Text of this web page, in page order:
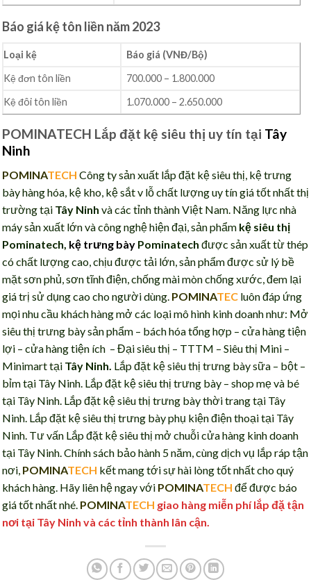
Báo giá kệ tôn liền năm 2023
Loại kệ
Báo giá (VNĐ/Bộ)
Kệ đơn tôn liền
700.000 – 1.800.000
Kệ đôi tôn liền
1.070.000 – 2.650.000
POMINATECH Lắp đặt kệ siêu thị uy tín tại Tây
Ninh
POMINATECH Công ty sản xuất lắp đặt kệ siêu thị, kệ trưng
bày hàng hóa, kệ kho, kệ sắt v lỗ chất lượng uy tín giá tốt nhất thị
trường tại Tây Ninh và các tỉnh thành Việt Nam. Năng lực nhà
máy sản xuất lớn và công nghệ hiện đại, sản phẩm kệ siêu thị
Pominatech, kệ trưng bày Pominatech được sản xuất từ thép
có chất lượng cao, chịu được tải lớn, sản phẩm được sử lý bề
mặt sơn phủ, sơn tĩnh điện, chống mài mòn chống xước, đem lại
giá trị sử dụng cao cho người dùng. POMINATEC luôn đáp ứng
mọi nhu cầu khách hàng mở các loại mô hình kinh doanh như: Mở
siêu thị trưng bày sản phẩm – bách hóa tổng hợp – cửa hàng tiện
lợi – cửa hàng tiện ích – Đại siêu thị – TTTM – Siêu thị Mini –
Minimart tại Tây Ninh. Lắp đặt kệ siêu thị trưng bày sữa – bột –
bỉm tại Tây Ninh. Lắp đặt kệ siêu thị trưng bày – shop mẹ và bé
tại Tây Ninh. Lắp đặt kệ siêu thị trưng bày thời trang tại Tây
Ninh. Lắp đặt kệ siêu thị trưng bày phụ kiện điện thoại tại Tây
Ninh. Tư vấn Lắp đặt kệ siêu thị mở chuỗi cửa hàng kinh doanh
tại Tây Ninh. Chính sách bảo hành 5 năm, cùng dịch vụ lắp ráp tận
nơi, POMINATECH kết mang tới sự hài lòng tốt nhất cho quý
khách hàng. Hãy liên hệ ngay với POMINATECH để được báo
giá tốt nhất nhé. POMINATECH giao hàng miễn phí lắp đặ tận
nơi tại Tây Ninh và các tỉnh thành lân cận.